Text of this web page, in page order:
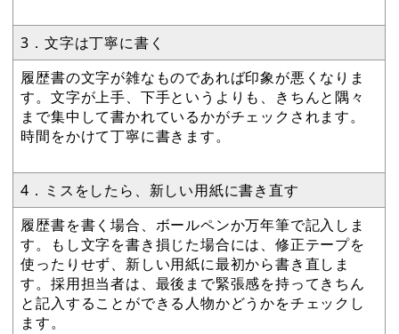
3．文字は丁寧に書く
履歴書の文字が雑なものであれば印象が悪くなりま
す。文字が上手、下手というよりも、きちんと隅々
まで集中して書かれているかがチェックされます。
時間をかけて丁寧に書きます。
4．ミスをしたら、新しい用紙に書き直す
履歴書を書く場合、ボールペンか万年筆で記入しま
す。もし文字を書き損じた場合には、修正テープを
使ったりせず、新しい用紙に最初から書き直しま
す。採用担当者は、最後まで緊張感を持ってきちん
と記入することができる人物かどうかをチェックし
ます。